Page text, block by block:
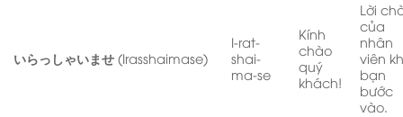
いらっしゃいませ (Irasshaimase)
I-rat-
shai-
ma-se
Kính
chào
quý
khách!
Lời
của
nhân
viên
bạn
bước
vào.